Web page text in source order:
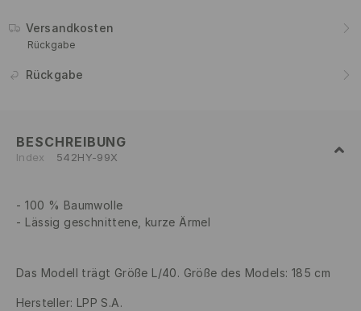
Versandkosten
Rückgabe
Rückgabe
BESCHREIBUNG
Index 542HY-99X
100 % Baumwolle
Lässig geschnittene, kurze Ärmel
Das Modell trägt Größe L/40. Größe des Models: 185 cm
Hersteller: LPP S.A.